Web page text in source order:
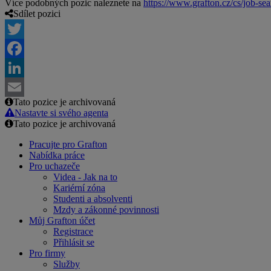
Více podobných pozic naleznete na https://www.grafton.cz/cs/job-
Sdílet pozici
Twitter
Facebook
LinkedIn
Email
Tato pozice je archivovaná
Nastavte si svého agenta
Tato pozice je archivovaná
Pracujte pro Grafton
Nabídka práce
Pro uchazeče
Videa - Jak na to
Kariérní zóna
Studenti a absolventi
Mzdy a zákonné povinnosti
Můj Grafton účet
Registrace
Přihlásit se
Pro firmy
Služby